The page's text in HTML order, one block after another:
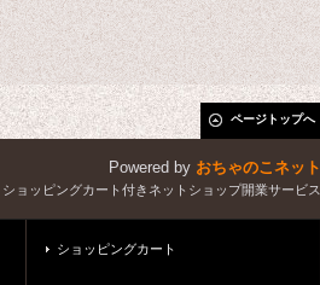
ページトップへ
Powered by おちゃのこネット
ョッピングカート付きネットショップ開業サービス
ショッピングカート